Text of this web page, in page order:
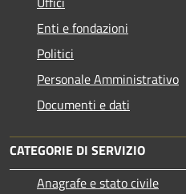
Enti e fondazioni
Politici
Personale Amministrativo
Documenti e dati
CATEGORIE DI SERVIZIO
Anagrafe e stato civile